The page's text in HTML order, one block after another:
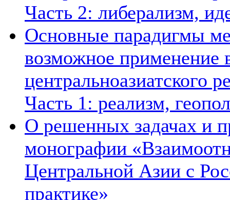
Часть 2: либерализм,
Основные парадигмы
возможное применение
центральноазиатского
Часть 1: реализм,
О решенных задачах и
монографии
Центральной Азии с
практике»